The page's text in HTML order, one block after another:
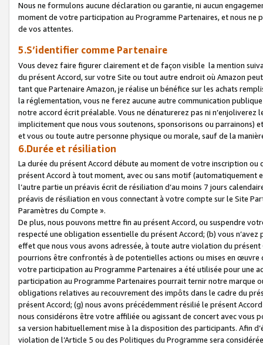
Nous ne formulons aucune déclaration ou garantie, ni aucun
moment de votre participation au Programme Partenaires, et nous
de vos attentes.
5.S’identifier comme Partenaire
Vous devez faire figurer clairement et de façon visible la mention
du présent Accord, sur votre Site ou tout autre endroit où Amazon
tant que Partenaire Amazon, je réalise un bénéfice sur les achats
la réglementation, vous ne ferez aucune autre communication
notre accord écrit préalable. Vous ne dénaturerez pas ni
implicitement que nous vous soutenons, sponsorisons ou parrainons)
et vous ou toute autre personne physique ou morale, sauf de la
6.Durée et résiliation
La durée du présent Accord débute au moment de votre inscription
présent Accord à tout moment, avec ou sans motif (automatiquement
l’autre partie un préavis écrit de résiliation d’au moins 7 jours
préavis de résiliation en vous connectant à votre compte sur le Site
Paramètres du Compte ».
De plus, nous pouvons mettre fin au présent Accord, ou suspendre
respecté une obligation essentielle du présent Accord; (b) vous
effet que nous vous avons adressée, à toute autre violation du
pourrions être confrontés à de potentielles actions ou mises en
votre participation au Programme Partenaires a été utilisée pour une
participation au Programme Partenaires pourrait ternir notre marque
obligations relatives au recouvrement des impôts dans le cadre du
présent Accord; (g) nous avons précédemment résilié le présent
nous considérons être votre affiliée ou agissant de concert avec vous
sa version habituellement mise à la disposition des participants. Afin
violation de l’Article 5 ou des Politiques du Programme sera